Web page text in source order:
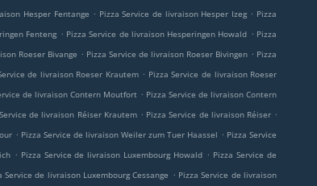
Hesper Fentange . Pizza Service de livraison Hesper Izeg . Pizza
Fenteng . Pizza Service de livraison Hesperingen Howald . Pizza
Roeser Bivange . Pizza Service de livraison Roeser Bivingen . Pizza
de livraison Roeser Krautem . Pizza Service de livraison Roeser
de livraison Contern Moutfort . Pizza Service de livraison Contern
de livraison Réiser Krautem . Pizza Service de livraison Réiser .
. Pizza Service de livraison Weiler zum Tuer Haassel . Pizza Service
. Pizza Service de livraison Luxembourg Howald . Pizza Service de
Service de livraison Luxembourg Cessange . Pizza Service de livraison